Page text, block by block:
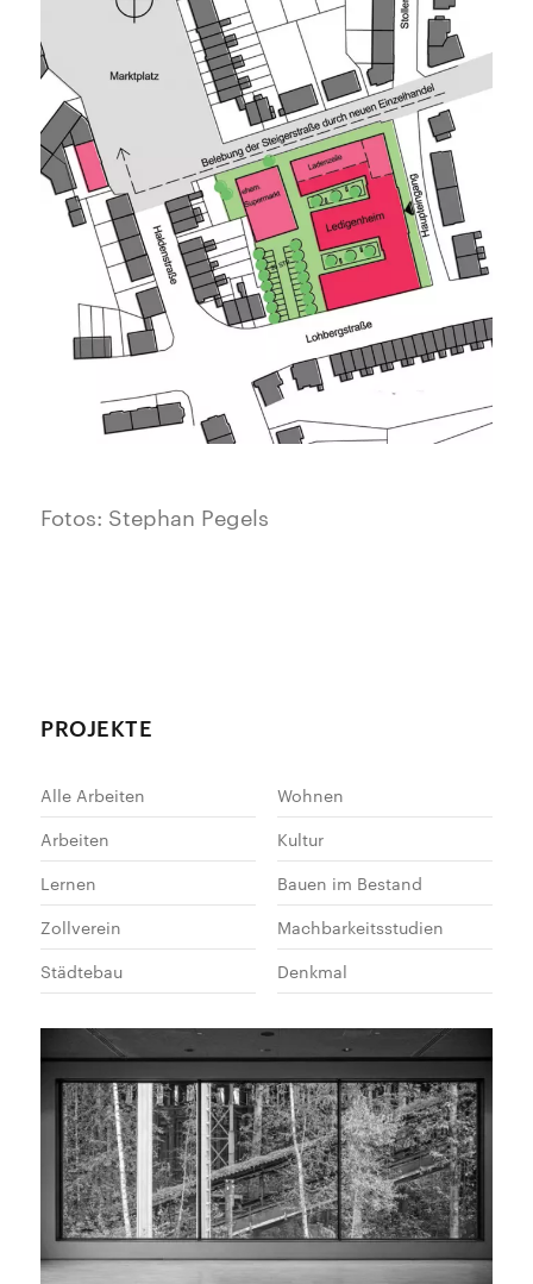
Fotos: Stephan Pegels
PROJEKTE
Alle Arbeiten
Wohnen
Arbeiten
Kultur
Lernen
Bauen im Bestand
Zollverein
Machbarkeitsstudien
Städtebau
Denkmal